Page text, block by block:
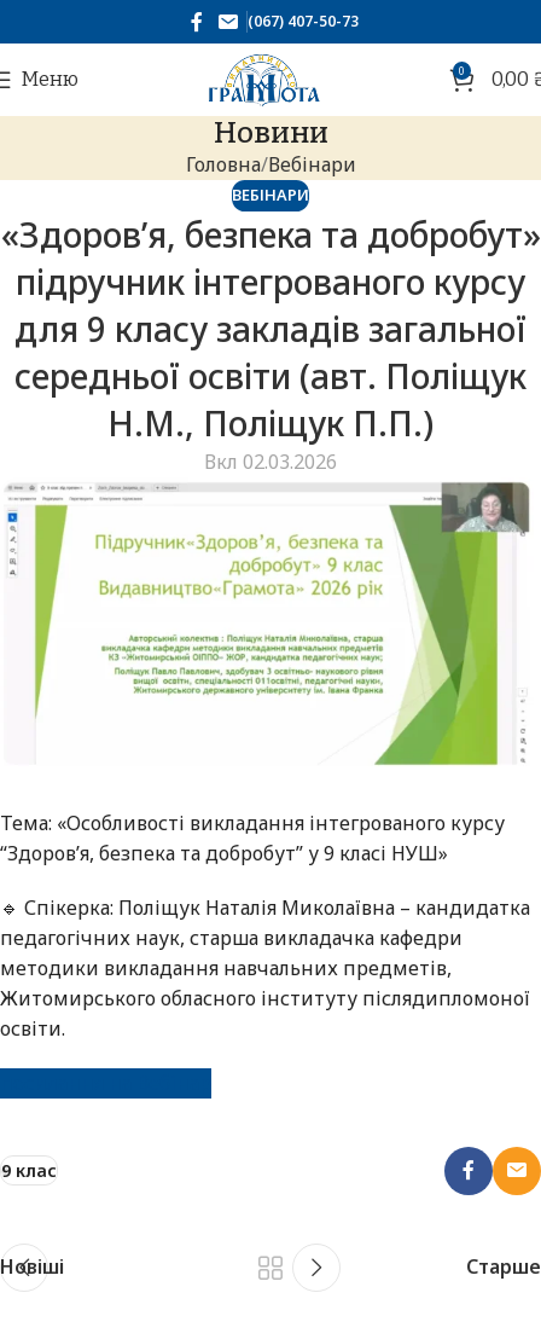
(067) 407-50-73
Меню 0 0,00
Новини
Головна Вебінари
ВЕБІНАРИ
«Здоров’я, безпека та добробут»
підручник інтегрованого курсу
для 9 класу закладів загальної
середньої освіти (авт. Поліщук
Н.М., Поліщук П.П.)
Вкл 02.03.2026
Тема: «Особливості викладання інтегрованого курсу
“Здоров’я, безпека та добробут” у 9 класі НУШ»
🔹 Спікерка: Поліщук Наталія Миколаївна – кандидатка
педагогічних наук, старша викладачка кафедри
методики викладання навчальних предметів,
Житомирського обласного інституту післядипломоної
освіти.
9 клас
Новіші Старше